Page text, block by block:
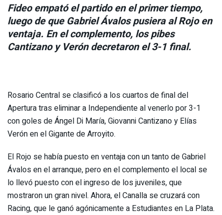
Fideo empató el partido en el primer tiempo,
luego de que Gabriel Ávalos pusiera al Rojo en
ventaja. En el complemento, los pibes
Cantizano y Verón decretaron el 3-1 final.
Rosario Central se clasificó a los cuartos de final del
Apertura tras eliminar a Independiente al venerlo por 3-1
con goles de Ángel Di María, Giovanni Cantizano y Elías
Verón en el Gigante de Arroyito.
El Rojo se había puesto en ventaja con un tanto de Gabriel
Ávalos en el arranque, pero en el complemento el local se
lo llevó puesto con el ingreso de los juveniles, que
mostraron un gran nivel. Ahora, el Canalla se cruzará con
Racing, que le ganó agónicamente a Estudiantes en La Plata.